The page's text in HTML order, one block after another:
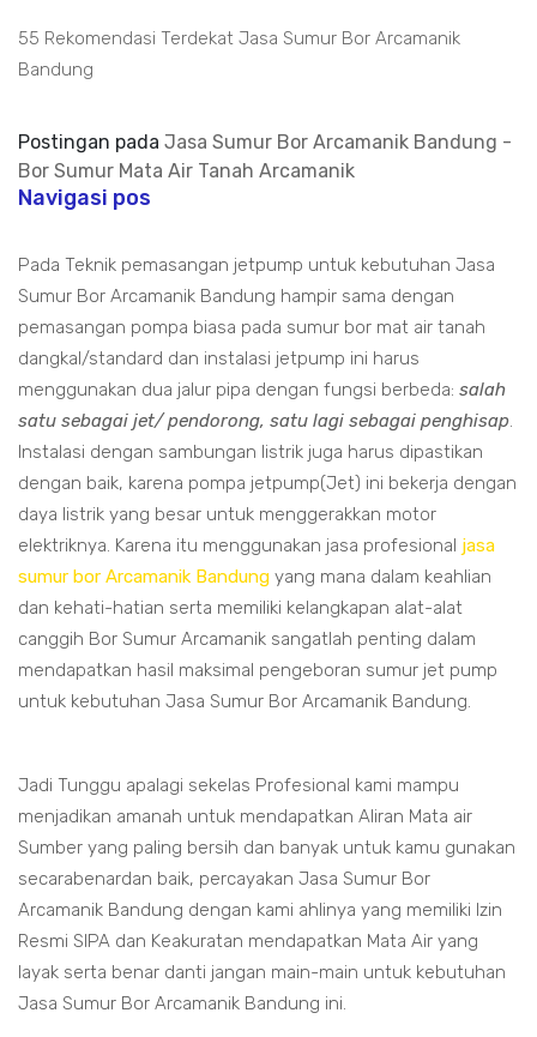
55 Rekomendasi Terdekat Jasa Sumur Bor Arcamanik
Bandung
Postingan pada Jasa Sumur Bor Arcamanik Bandung -
Bor Sumur Mata Air Tanah Arcamanik
Navigasi pos
Pada Teknik pemasangan jetpump untuk kebutuhan Jasa
Sumur Bor Arcamanik Bandung hampir sama dengan
pemasangan pompa biasa pada sumur bor mat air tanah
dangkal/standard dan instalasi jetpump ini harus
menggunakan dua jalur pipa dengan fungsi berbeda: salah
satu sebagai jet/ pendorong, satu lagi sebagai penghisap.
Instalasi dengan sambungan listrik juga harus dipastikan
dengan baik, karena pompa jetpump(Jet) ini bekerja dengan
daya listrik yang besar untuk menggerakkan motor
elektriknya. Karena itu menggunakan jasa profesional jasa
sumur bor Arcamanik Bandung yang mana dalam keahlian
dan kehati-hatian serta memiliki kelangkapan alat-alat
canggih Bor Sumur Arcamanik sangatlah penting dalam
mendapatkan hasil maksimal pengeboran sumur jet pump
untuk kebutuhan Jasa Sumur Bor Arcamanik Bandung.
Jadi Tunggu apalagi sekelas Profesional kami mampu
menjadikan amanah untuk mendapatkan Aliran Mata air
Sumber yang paling bersih dan banyak untuk kamu gunakan
secarabenardan baik, percayakan Jasa Sumur Bor
Arcamanik Bandung dengan kami ahlinya yang memiliki Izin
Resmi SIPA dan Keakuratan mendapatkan Mata Air yang
layak serta benar danti jangan main-main untuk kebutuhan
Jasa Sumur Bor Arcamanik Bandung ini.